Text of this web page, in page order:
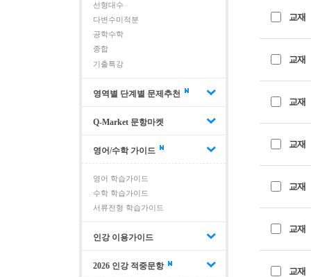
선형대수
다변수미적분
공학수학
종합
기출특강
영역별 단계별 문제추천
Q-Market 문항마켓
영어/수학 가이드
영어 학습가이드
수학 학습가이드
서류전형 학습가이드
인강 이용가이드
2026 인강 적중문항
교재
교재
교재
교재
교재
교재
교재